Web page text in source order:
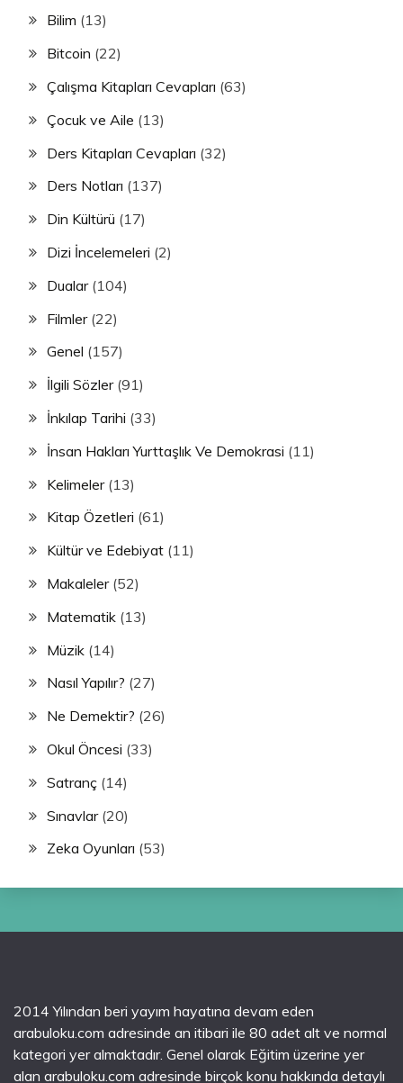
Bilim (13)
Bitcoin (22)
Çalışma Kitapları Cevapları (63)
Çocuk ve Aile (13)
Ders Kitapları Cevapları (32)
Ders Notları (137)
Din Kültürü (17)
Dizi İncelemeleri (2)
Dualar(104)
Filmler(22)
Genel (157)
İlgili Sözler(91)
İnkılap Tarihi (33)
İnsan Hakları Yurttaşlık Ve Demokrasi (11)
Kelimeler(13)
Kitap Özetleri (61)
Kültür ve Edebiyat (11)
Makaleler(52)
Matematik (13)
Müzik (14)
Nasıl Yapılır? (27)
Ne Demektir? (26)
Okul Öncesi (33)
Satranç (14)
Sınavlar(20)
Zeka Oyunları (53)
2014 Yılından beri yayım hayatına devam eden
arabuloku.com adresinde an itibari ile 80 adet alt ve normal
kategori yer almaktadır. Genel olarak Eğitim üzerine yer
alan arabuloku.com adresinde birçok konu hakkında detaylı